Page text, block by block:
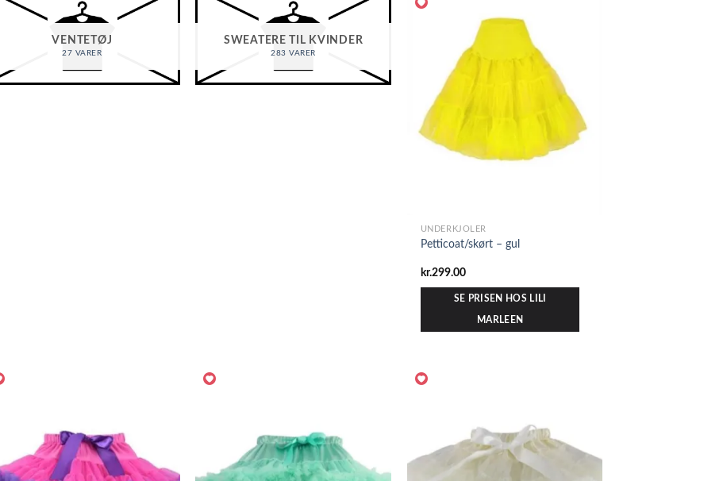
VENTETØJ
27 VARER
SWEATERE TIL KVINDER
283 VARER
UNDERKJOLER
Petticoat/skørt – gul
kr.299.00
SE PRISEN HOS LILI
MARLEEN